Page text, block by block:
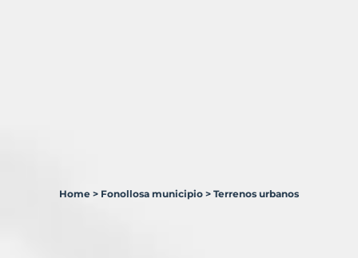
Home > Fonollosa municipio > Terrenos urbanos